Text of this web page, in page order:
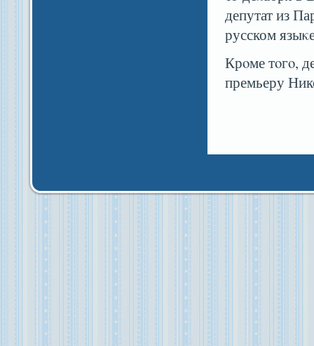
депутат из
русском
Крοме тοгο,
премьеру